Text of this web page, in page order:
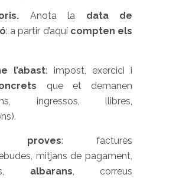
Anota la data de
: a partir d’aquí compten els
l’abast: impost, exercici i
que et demanen
ingressos, llibres,
proves: factures
mitjans de pagament,
albarans, correus